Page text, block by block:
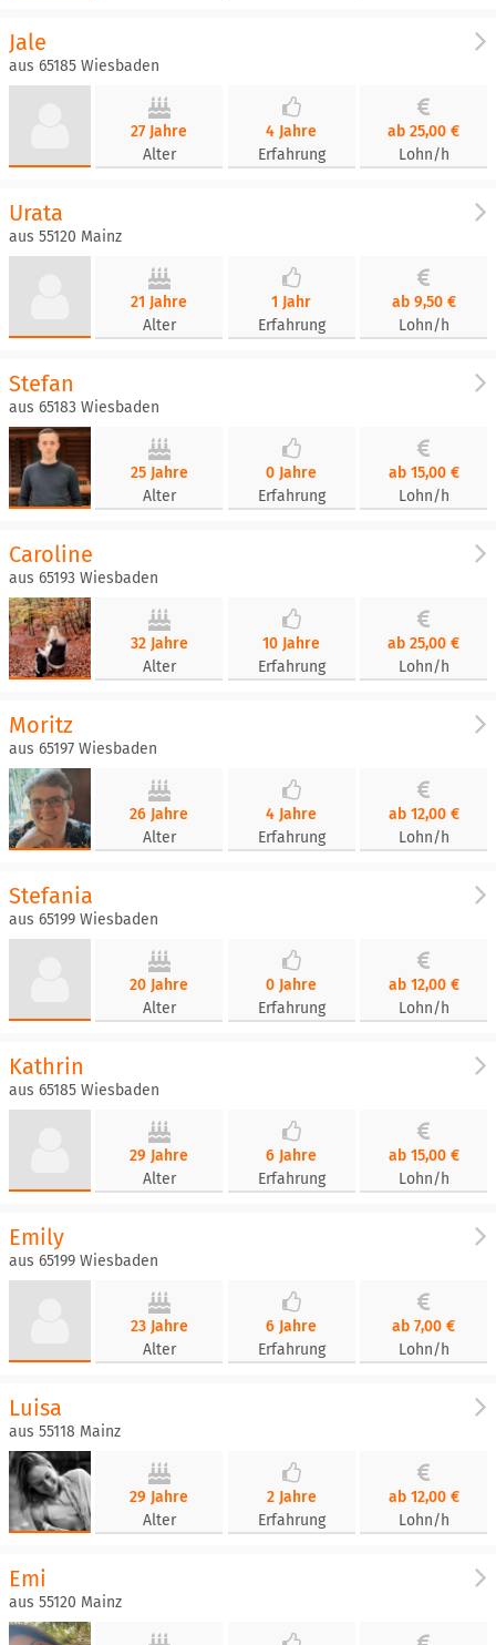
Jale
aus 65185 Wiesbaden
27 Jahre
Alter
4 Jahre
Erfahrung
ab 25,00 €
Lohn/h
Urata
aus 55120 Mainz
21 Jahre
Alter
1 Jahr
Erfahrung
ab 9,50 €
Lohn/h
Stefan
aus 65183 Wiesbaden
25 Jahre
Alter
0 Jahre
Erfahrung
ab 15,00 €
Lohn/h
Caroline
aus 65193 Wiesbaden
32 Jahre
Alter
10 Jahre
Erfahrung
ab 25,00 €
Lohn/h
Moritz
aus 65197 Wiesbaden
26 Jahre
Alter
4 Jahre
Erfahrung
ab 12,00 €
Lohn/h
Stefania
aus 65199 Wiesbaden
20 Jahre
Alter
0 Jahre
Erfahrung
ab 12,00 €
Lohn/h
Kathrin
aus 65185 Wiesbaden
29 Jahre
Alter
6 Jahre
Erfahrung
ab 15,00 €
Lohn/h
Emily
aus 65199 Wiesbaden
23 Jahre
Alter
6 Jahre
Erfahrung
ab 7,00 €
Lohn/h
Luisa
aus 55118 Mainz
29 Jahre
Alter
2 Jahre
Erfahrung
ab 12,00 €
Lohn/h
Emi
aus 55120 Mainz